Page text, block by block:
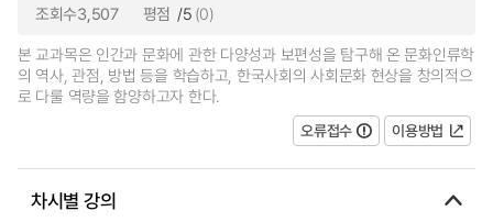
조회수3,507 평점 /5 (0)
본 교과목은 인간과 문화에 관한 다양성과 보편성을 탐구해 온 문화인류학
의 역사, 관점, 방법 등을 학습하고, 한국사회의 사회문화 현상을 창의적으
로 다룰 역량을 함양하고자 한다.
오류접수
이용방법
차시별 강의